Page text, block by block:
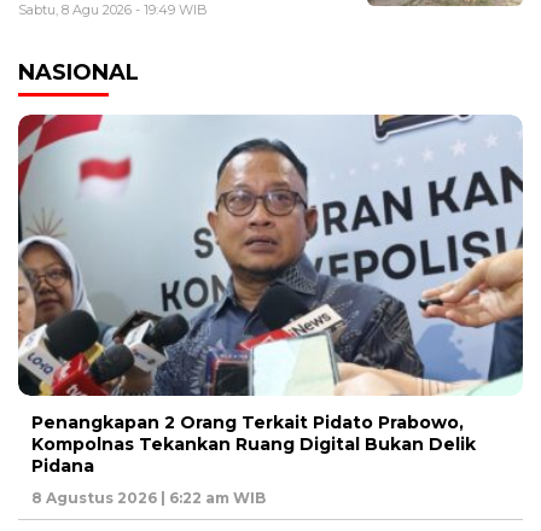
Sabtu, 8 Agu 2026 - 19:49 WIB
NASIONAL
Penangkapan 2 Orang Terkait Pidato Prabowo,
Kompolnas Tekankan Ruang Digital Bukan Delik
Pidana
8 Agustus 2026 | 6:22 am WIB